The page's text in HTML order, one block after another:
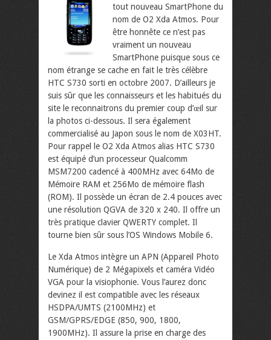
tout nouveau SmartPhone du
nom de O2 Xda Atmos. Pour
être honnête ce n’est pas
vraiment un nouveau
SmartPhone puisque sous ce
nom étrange se cache en fait le très célèbre
HTC S730 sorti en octobre 2007. D’ailleurs je
suis sûr que les connaisseurs et les habitués du
site le reconnaitrons du premier coup d’œil sur
la photos ci-dessous. Il sera également
commercialisé au Japon sous le nom de X03HT.
Pour rappel le O2 Xda Atmos alias HTC S730
est équipé d’un processeur Qualcomm
MSM7200 cadencé à 400MHz avec 64Mo de
Mémoire RAM et 256Mo de mémoire flash
(ROM). Il possède un écran de 2.4 pouces avec
une résolution QGVA de 320 x 240. Il offre un
très pratique clavier QWERTY complet. Il
tourne bien sûr sous l’OS Windows Mobile 6.
Le Xda Atmos intègre un APN (Appareil Photo
Numérique) de 2 Mégapixels et caméra Vidéo
VGA pour la visiophonie. Vous l’aurez donc
devinez il est compatible avec les réseaux
HSDPA/UMTS (2100MHz) et
GSM/GPRS/EDGE (850, 900, 1800,
1900MHz). Il assure la prise en charge des